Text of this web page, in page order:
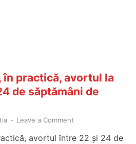
în practică, avortul la
de săptămâni de
- Leave a Comment
avortul între 22 și 24 de